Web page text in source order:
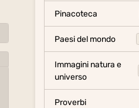
Pinacoteca
Paesi del mondo
Immagini natura e
universo
Proverbi